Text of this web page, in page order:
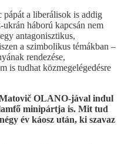
pápát a liberálisok is addig
háború kapcsán nem
antagonisztikus,
a szimbolikus témákban –
rendezése,
is tudhat közmegelégedésre
OLANO-jával indul
minipártja is. Mit tud
év káosz után, ki szavaz